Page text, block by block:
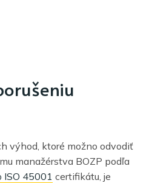
výhod, ktoré možno odvodiť
manažérstva BOZP podľa
ISO 45001 certifikátu, je